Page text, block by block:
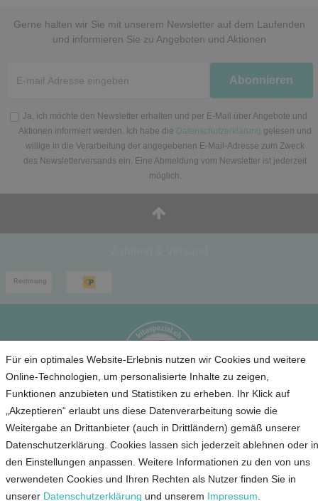
Gerne halten wir Sie mit unserem Newsletter auf dem Laufenden
und informieren Sie zu Angeboten und Aktionen
Honig
Abonnieren
Ja, ich möchte den Newsletter erhalten und per E-Mail über Angebote und
Aktionen informiert werden. Ich habe die Datenschutzerklärung gelesen und
willige in die Verarbeitung der angegebenen E-Mail-Adresse zum Zweck
des Newsletterversands ein. Eine Abmeldung vom Newsletter ist jederzeit
möglich.
Für ein optimales Website-Erlebnis nutzen wir Cookies und weitere
Online-Technologien, um personalisierte Inhalte zu zeigen,
Funktionen anzubieten und Statistiken zu erheben. Ihr Klick auf
„Akzeptieren“ erlaubt uns diese Datenverarbeitung sowie die
Weitergabe an Drittanbieter (auch in Drittländern) gemäß unserer
Datenschutzerklärung. Cookies lassen sich jederzeit ablehnen oder in
den Einstellungen anpassen. Weitere Informationen zu den von uns
verwendeten Cookies und Ihren Rechten als Nutzer finden Sie in
unserer Daten­schutz­erklärung und unserem Impressum
Service
Unternehmen
Kontakt